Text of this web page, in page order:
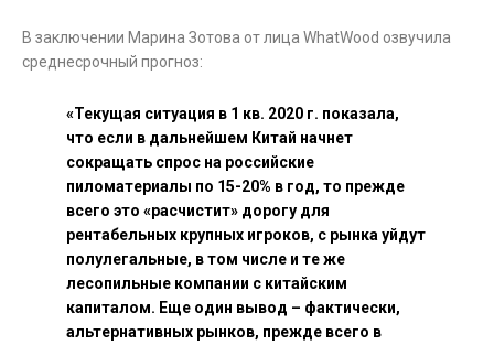
В заключении Марина Зотова от лица WhatWood озвучила
среднесрочный прогноз:
«Текущая ситуация в 1 кв. 2020 г. показала,
что если в дальнейшем Китай начнет
сокращать спрос на российские
пиломатериалы по 15-20% в год, то прежде
всего это «расчистит» дорогу для
рентабельных крупных игроков, с рынка уйдут
полулегальные, в том числе и те же
лесопильные компании с китайским
капиталом. Еще один вывод – фактически,
альтернативных рынков, прежде всего в